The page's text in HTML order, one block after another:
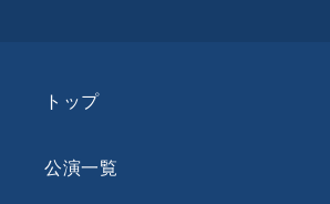
トップ
公演一覧